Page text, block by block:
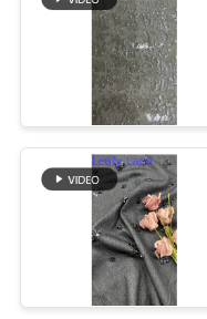
YÊU
CẦU
Trang
polyester